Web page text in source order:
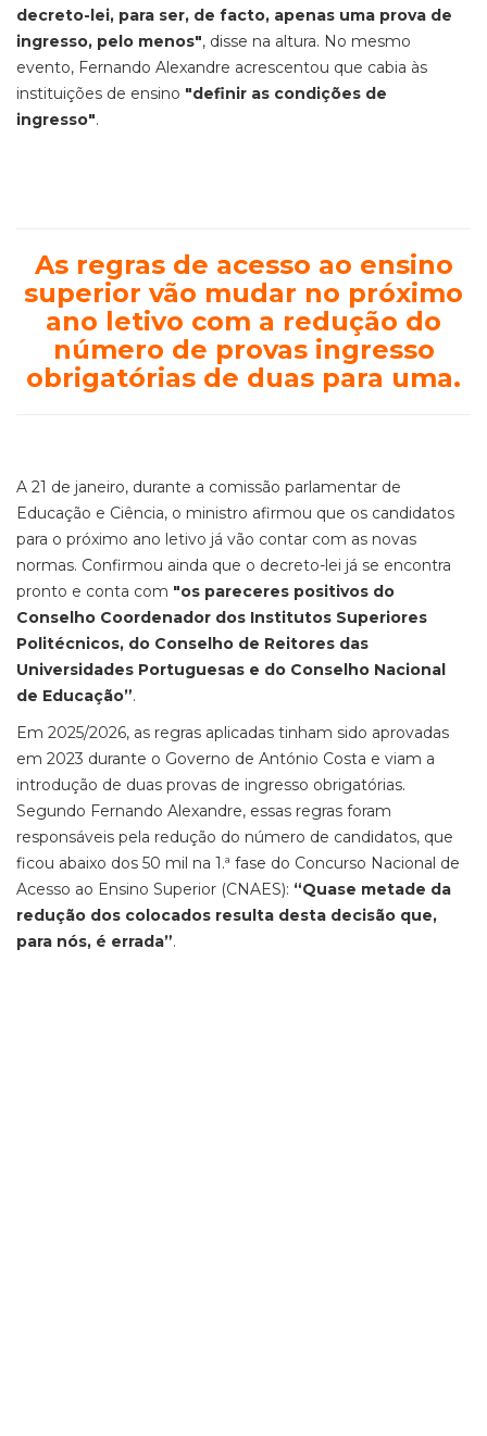
decreto-lei, para ser, de facto, apenas uma prova de
ingresso, pelo menos", disse na altura. No mesmo
evento, Fernando Alexandre acrescentou que cabia às
instituições de ensino "definir as condições de
ingresso".
As regras de acesso ao ensino
superior vão mudar no próximo
ano letivo com a redução do
número de provas ingresso
obrigatórias de duas para uma.
A 21 de janeiro, durante a comissão parlamentar de
Educação e Ciência, o ministro afirmou que os candidatos
para o próximo ano letivo já vão contar com as novas
normas. Confirmou ainda que o decreto-lei já se encontra
pronto e conta com "os pareceres positivos do
Conselho Coordenador dos Institutos Superiores
Politécnicos, do Conselho de Reitores das
Universidades Portuguesas e do Conselho Nacional
de Educação”.
Em 2025/2026, as regras aplicadas tinham sido aprovadas
em 2023 durante o Governo de António Costa e viam a
introdução de duas provas de ingresso obrigatórias.
Segundo Fernando Alexandre, essas regras foram
responsáveis pela redução do número de candidatos, que
ficou abaixo dos 50 mil na 1.ª fase do Concurso Nacional de
Acesso ao Ensino Superior (CNAES): “Quase metade da
redução dos colocados resulta desta decisão que,
para nós, é errada”.